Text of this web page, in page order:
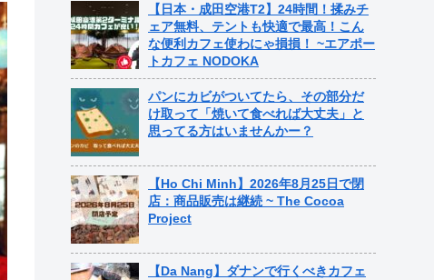
【日本・成田空港T2】24時間！揉みチ
ェア無料、テントも快適で最高！こん
な便利カフェ使わにゃ損損！ ~エアポー
トカフェ NODOKA
パンにカビがついてたら、その部分だ
け取って「焼いて食べれば大丈夫」と
思ってる方はいませんかー？
【Ho Chi Minh】2026年8月25日で閉
店：商品販売は継続 ~ The Cocoa
Project
【Da Nang】ダナンで行くべきカフェ